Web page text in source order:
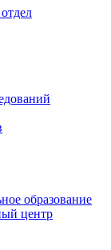
образование
центр